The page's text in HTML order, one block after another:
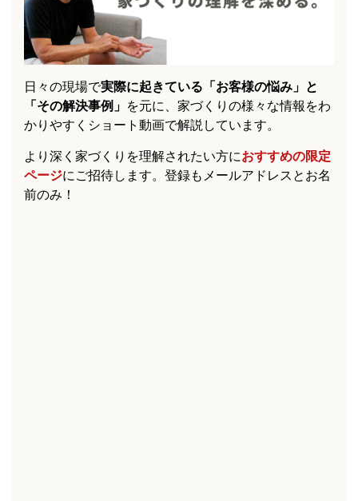
日々の現場で実際に起きている「お客様の悩み」と
「その解決事例」 を元に、家づくりの様々な情報をわ
かりやすくショート動画で解説しています。
より深く家づくりを理解されたい方におすすめの限定
ページにご招待します。登録もメールアドレスとお名
前のみ！